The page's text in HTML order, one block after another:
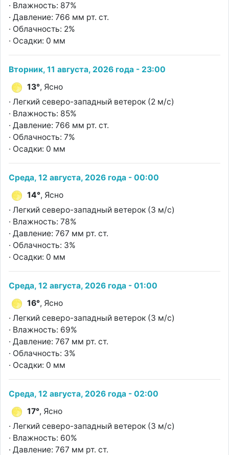
· Влажность: 87%
· Давление: 766 мм рт. ст.
· Облачность: 2%
· Осадки: 0 мм
Вторник, 11 августа, 2026 года - 23:00
13°, Ясно
· Легкий северо-западный ветерок (2 м/с)
· Влажность: 85%
· Давление: 766 мм рт. ст.
· Облачность: 7%
· Осадки: 0 мм
Среда, 12 августа, 2026 года - 00:00
14°, Ясно
· Легкий северо-западный ветерок (3 м/с)
· Влажность: 78%
· Давление: 767 мм рт. ст.
· Облачность: 3%
· Осадки: 0 мм
Среда, 12 августа, 2026 года - 01:00
16°, Ясно
· Легкий северо-западный ветерок (3 м/с)
· Влажность: 69%
· Давление: 767 мм рт. ст.
· Облачность: 3%
· Осадки: 0 мм
Среда, 12 августа, 2026 года - 02:00
17°, Ясно
· Легкий северо-западный ветерок (3 м/с)
· Влажность: 60%
· Давление: 767 мм рт. ст.